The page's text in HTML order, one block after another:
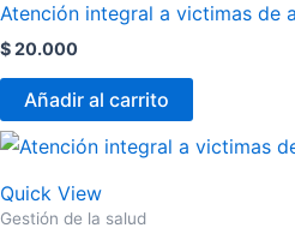
Atención integral a victimas de
$20.000
Añadir al carrito
Quick View
Gestión de la salud